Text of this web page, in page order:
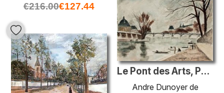
€216.00€127.44
Le Pont des Arts, Parigi
Andre Dunoyer de